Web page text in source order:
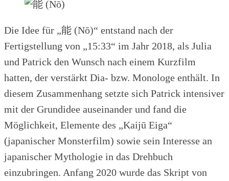
Die Idee für „能 (Nō)“ entstand nach der
Fertigstellung von „15:33“ im Jahr 2018, als Julia
und Patrick den Wunsch nach einem Kurzfilm
hatten, der verstärkt Dia- bzw. Monologe enthält. In
diesem Zusammenhang setzte sich Patrick intensiver
mit der Grundidee auseinander und fand die
Möglichkeit, Elemente des „Kaijū Eiga“
(japanischer Monsterfilm) sowie sein Interesse an
japanischer Mythologie in das Drehbuch
einzubringen. Anfang 2020 wurde das Skript von